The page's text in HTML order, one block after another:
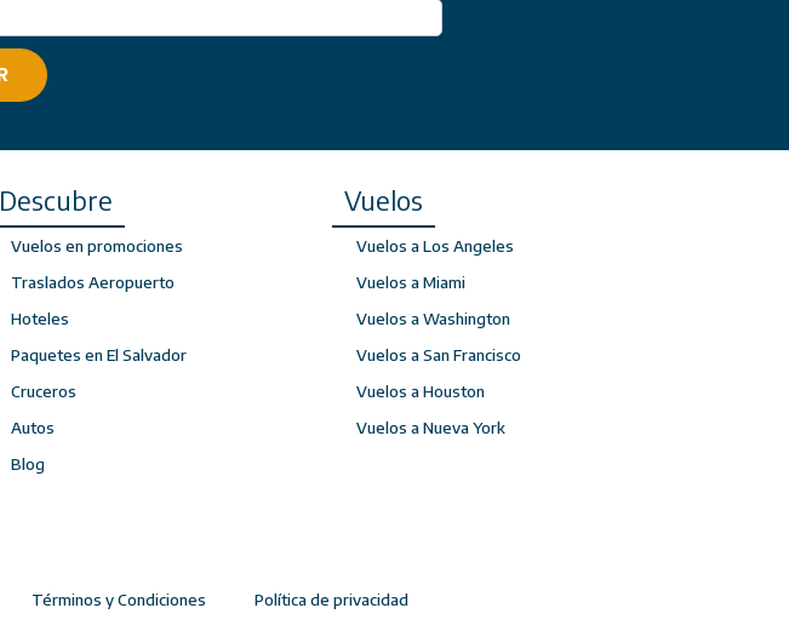
Descubre
Vuelos en promociones
Traslados Aeropuerto
Hoteles
Paquetes en El Salvador
Cruceros
Autos
Blog
Vuelos
Vuelos a Los Angeles
Vuelos a Miami
Vuelos a Washington
Vuelos a San Francisco
Vuelos a Houston
Vuelos a Nueva York
Términos y Condiciones Política de privacidad